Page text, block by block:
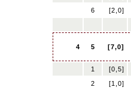
6
[2,0]
4 5 [7,0]
1 [0,5]
2
[1,0]